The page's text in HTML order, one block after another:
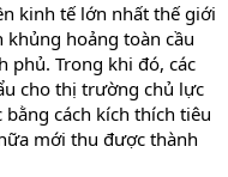
kinh tế lớn nhất thế giới
hoảng toàn cầu
phủ. Trong khi đó, các
cho thị trường chủ lực
cách kích thích tiêu
mới thu được thành